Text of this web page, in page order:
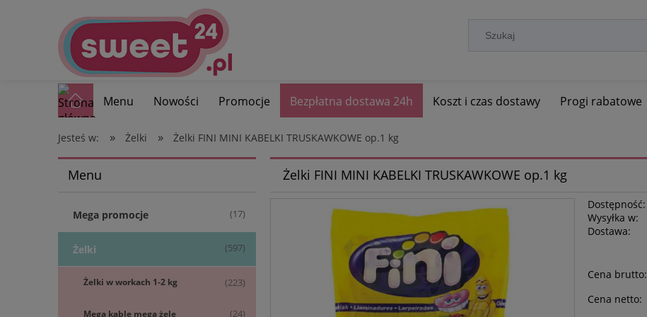
Menu Nowości Promocje Bezpłatna dostawa 24h Koszt i czas dostawy Progi rabatowe
Jesteś w: » Żelki » Żelki FINI MINI KABELKI TRUSKAWKOWE op.1 kg
Menu
Mega promocje (17)
Żelki (597)
Żelki w workach 1-2 kg (223)
Mega kable mega żele (24)
Żelki FINI MINI KABELKI TRUSKAWKOWE op.1 kg
Dostępność:
Wysyłka w:
Dostawa:
Cena brutto:
Cena netto: